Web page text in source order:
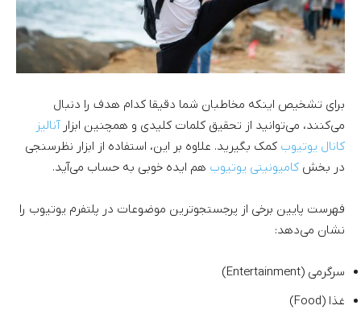
برای تشخیص اینکه مخاطبان شما دقیقا کدام هدف را دنبال
می‌کنند، می‌توانید از تحقیق کلمات کلیدی و همچنین ابزارآنالیز
کانال یوتیوب کمک بگیرید. علاوه بر این، استفاده از ابزار نظرسنجی
در بخش کامیونیتی یوتیوب هم ایده خوبی به حساب می‌آید.
فهرست پایین برخی از پرجستجوترین موضوعات در پلتفرم یوتیوب را
نشان می‌دهد:
سرگرمی (Entertainment)
غذا (Food)